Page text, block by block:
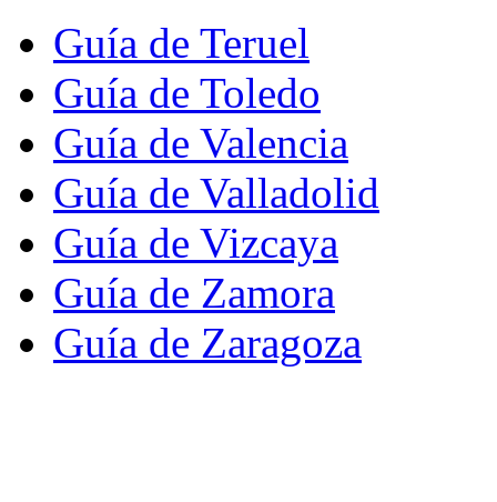
Guía de Teruel
Guía de Toledo
Guía de Valencia
Guía de Valladolid
Guía de Vizcaya
Guía de Zamora
Guía de Zaragoza